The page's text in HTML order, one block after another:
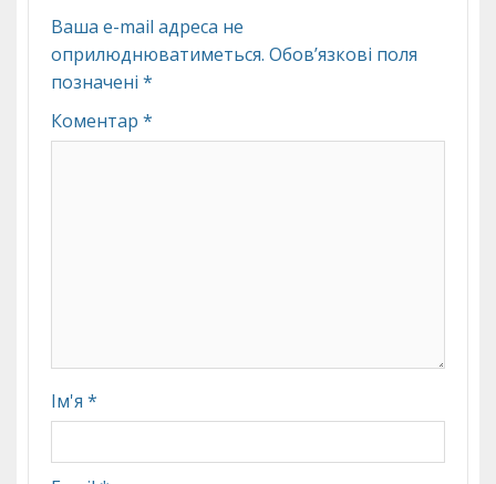
Ваша e-mail адреса не
оприлюднюватиметься. Обов’язкові поля
позначені *
Коментар *
Ім'я *